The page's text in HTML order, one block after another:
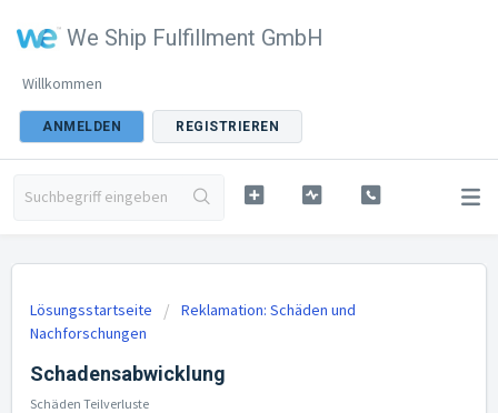
We Ship Fulfillment GmbH
Willkommen
ANMELDEN REGISTRIEREN
Lösungsstartseite
Reklamation: Schäden und
Nachforschungen
Schadensabwicklung
Schäden Teilverluste